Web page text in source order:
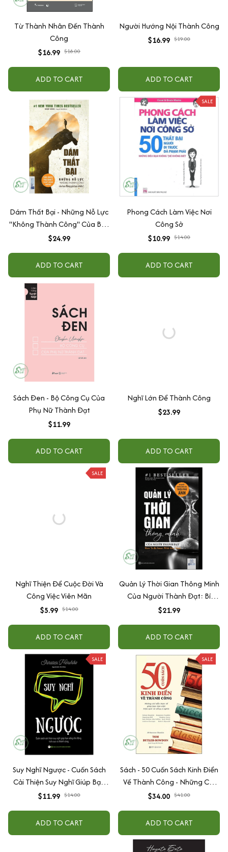
Từ Thành Nhân Đến Thành
Công
$16.99 $18.00
ADD TO CART
Người Hướng Nội Thành Công
$16.99 $19.00
ADD TO CART
Dám Thất Bại - Những Nỗ Lực
"Không Thành Công" Của Bạn
Đáng Giá Bao Nhiêu?
$24.99
ADD TO CART
SALE
Phong Cách Làm Việc Nơi
Công Sở
$10.99 $14.00
ADD TO CART
Sách Đen - Bộ Công Cụ Của
Phụ Nữ Thành Đạt
$11.99
ADD TO CART
Nghĩ Lớn Để Thành Công
$23.99
ADD TO CART
SALE
Nghĩ Thiện Để Cuộc Đời Và
Công Việc Viên Mãn
$5.99 $14.00
ADD TO CART
Quản Lý Thời Gian Thông Minh
Của Người Thành Đạt: Bí
Quyết Thành Công Của Triệu
$21.99
ADD TO CART
SALE
Suy Nghĩ Ngược - Cuốn Sách
Cải Thiện Suy Nghĩ Giúp Bạn
Sống Chủ Động, Tích Cực Và
$11.99 $14.00
ADD TO CART
SALE
Sách - 50 Cuốn Sách Kinh Điển
Về Thành Công - Những Chỉ
Dẫn Thực Tế Giúp Bạn Làm
$34.00 $41.00
ADD TO CART